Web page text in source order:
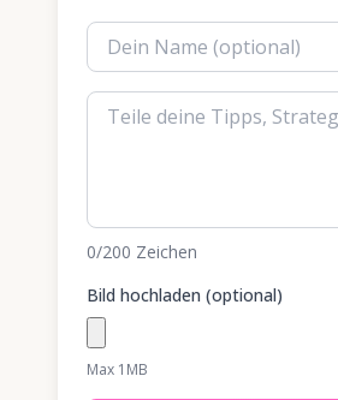
0/200 Zeichen
Bild hochladen (optional)
Max 1MB